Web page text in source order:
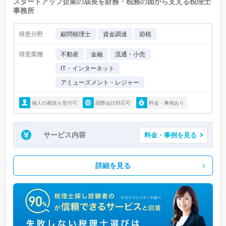
事務所
得意分野 顧問税理士 資金調達 節税
得意業種 不動産 金融
流通・小売
IT・インターネット
アミューズメント・レジャー
個人の相談も受付可 国際会計対応可 料金・事例あり
サービス内容 料金・事例を見る
詳細を見る